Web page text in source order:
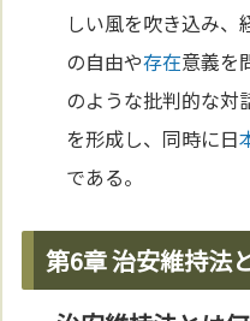
しい風を吹き込み、
の自由や存在意義を
のような批判的な対
を形成し、同時に日
である。
第6章 治安維持法